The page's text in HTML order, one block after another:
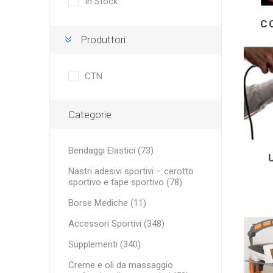
LA
PESI -
Borse Mediche
Attrezzatura
ALTE
Produttori
CTN
Categorie
Bendaggi Elastici (73)
Nastri adesivi sportivi – cerotto
sportivo e tape sportivo (78)
Borse Mediche (11)
Accessori Sportivi (348)
Supplementi (340)
Creme e oli da massaggio